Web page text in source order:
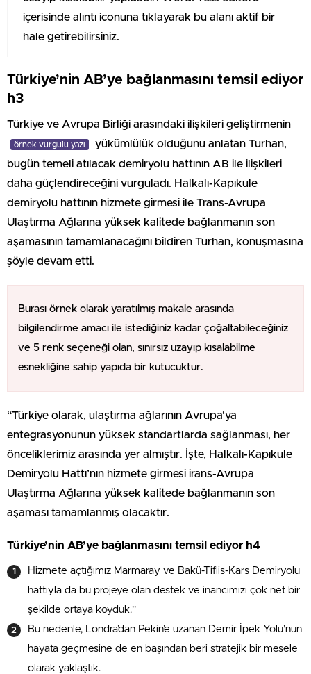
içerisinde alıntı iconuna tıklayarak bu alanı aktif bir
hale getirebilirsiniz.
Türkiye’nin AB’ye bağlanmasını temsil ediyor
h3
Türkiye ve Avrupa Birliği arasındaki ilişkileri geliştirmenin
örnek vurgulu yazı
yükümlülük olduğunu anlatan Turhan,
bugün temeli atılacak demiryolu hattının AB ile ilişkileri
daha güçlendireceğini vurguladı. Halkalı-Kapıkule
demiryolu hattının hizmete girmesi ile Trans-Avrupa
Ulaştırma Ağlarına yüksek kalitede bağlanmanın son
aşamasının tamamlanacağını bildiren Turhan, konuşmasına
şöyle devam etti.
Burası örnek olarak yaratılmış makale arasında
bilgilendirme amacı ile istediğiniz kadar çoğaltabileceğiniz
ve 5 renk seçeneği olan, sınırsız uzayıp kısalabilme
esnekliğine sahip yapıda bir kutucuktur.
“Türkiye olarak, ulaştırma ağlarının Avrupa’ya
entegrasyonunun yüksek standartlarda sağlanması, her
önceliklerimiz arasında yer almıştır. İşte, Halkalı-Kapıkule
Demiryolu Hattı’nın hizmete girmesi irans-Avrupa
Ulaştırma Ağlarına yüksek kalitede bağlanmanın son
aşaması tamamlanmış olacaktır.
Türkiye’nin AB’ye bağlanmasını temsil ediyor h4
Hizmete açtığımız Marmaray ve Bakü-Tiflis-Kars Demiryolu
hattıyla da bu projeye olan destek ve inancımızı çok net bir
şekilde ortaya koyduk.”
Bu nedenle, Londra’dan Pekin’e uzanan Demir İpek Yolu’nun
hayata geçmesine de en başından beri stratejik bir mesele
olarak yaklaştık.